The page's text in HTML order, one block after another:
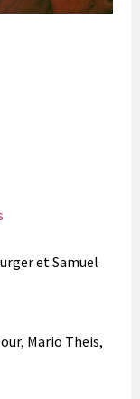
et Samuel
, Mario Theis,